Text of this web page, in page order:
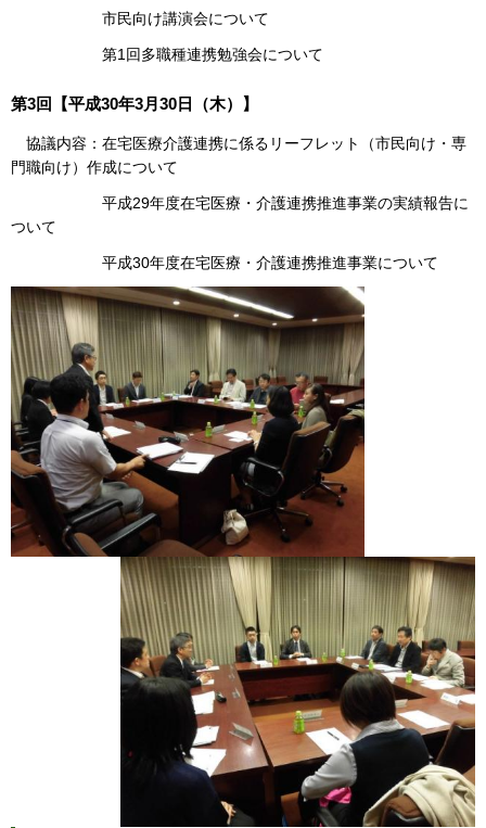
市民向け講演会について
第1回多職種連携勉強会について
第3回【平成30年3月30日（木）】
協議内容：在宅医療介護連携に係るリーフレット（市民向け・専
門職向け）作成について
平成29年度在宅医療・介護連携推進事業の実績報告に
ついて
平成30年度在宅医療・介護連携推進事業について